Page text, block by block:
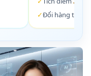
✓Đổi hàng trong